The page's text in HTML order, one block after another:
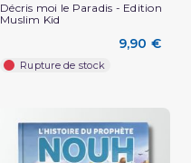
Décris moi le Paradis - Edition
Muslim Kid
9,90 €
Rupture de stock